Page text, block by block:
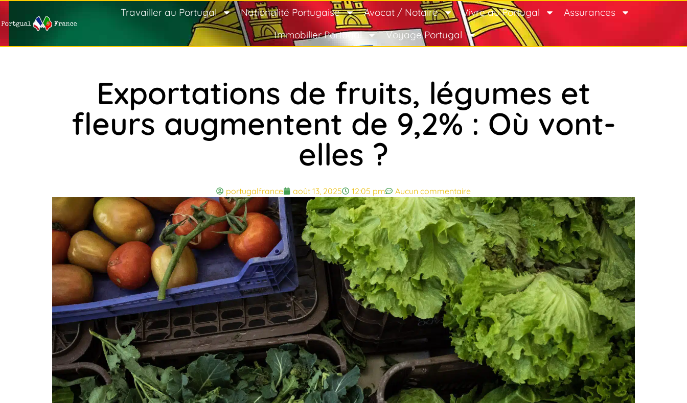
Travailler au Portugal Nationalité Portugaise Avocat / Notaire Vivre au Portugal
Assurances
Immobilier Portugal
Voyage Portugal
Exportations de fruits, légumes et
fleurs augmentent de 9,2% : Où vont-
elles ?
portugalfrance août 13, 2025 12:05 pm Aucun commentaire